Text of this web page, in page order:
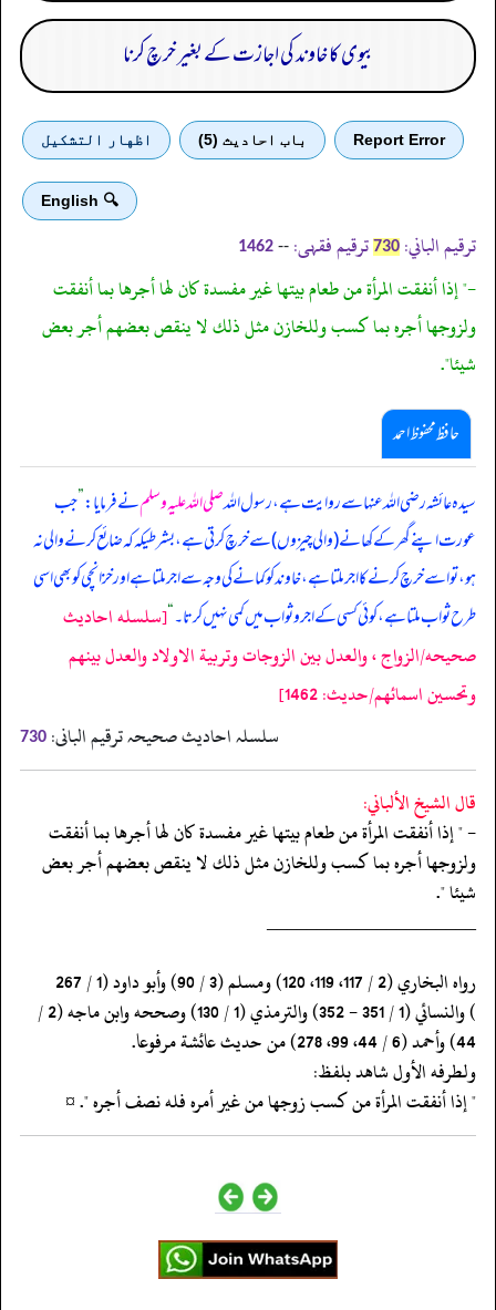
بیوی کا خاوند کی اجازت کے بغیر خرچ کرنا
Report Error باب احادیث (5) اظهار التشكيل
🔍 English
ترقیم الباني: 730 ترقیم فقہی: --
1462
-" إذا أنفقت المرأة من طعام بيتها غير مفسدة كان لها أجرها بما أنفقت
ولزوجها أجره بما كسب وللخازن مثل ذلك لا ينقص بعضهم أجر بعض
شيئا".
حافظ محفوظ احمد
سیدہ عائشہ رضی اللہ عنہا سے روایت ہے، رسول اللہصلی اللہ علیہ وسلمنے فرمایا:”جب
عورت اپنے گھر کے کھانے (والی چیزوں) سے خرچ کرتی ہے، بشرطیکہ کہ ضائع کرنے والی نہ
ہو، تو اسے خرچ کرنے کا اجر ملتا ہے، خاوند کو کمانے کی وجہ سے اجر ملتا ہے اور خزانچی کو بھی اسی
طرح ثواب ملتا ہے، کوئی کسی کے اجر و ثواب میں کمی نہیں کرتا۔“[سلسله احاديث
صحيحه/الزواج ، والعدل بين الزوجات وتربية الاولاد والعدل بينهم
وتحسين اسمائهم/حدیث: 1462]
سلسلہ احادیث صحیحہ ترقیم البانی: 730
قال الشيخ الألباني:
- " إذا أنفقت المرأة من طعام بيتها غير مفسدة كان لها أجرها بما أنفقت
ولزوجها أجره بما كسب وللخازن مثل ذلك لا ينقص بعضهم أجر بعض
شيئا ".
‏‏‏‏_____________________
‏‏‏‏رواه البخاري (2 / 117، 119، 120) ومسلم (3 / 90) وأبو داود (1 / 267
‏‏‏‏) والنسائي (1 / 351 - 352) والترمذي (1 / 130) وصححه وابن ماجه (2 /
‏‏‏‏ولطرفه الأول شاهد بلفظ:
‏‏‏‏" إذا أنفقت المرأة من كسب زوجها من غير أمره فله نصف أجره ". ¤